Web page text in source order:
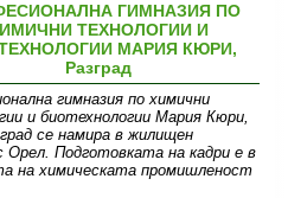
ГИМНАЗИЯ ПО
ТЕХНОЛОГИИ И
МАРИЯ КЮРИ,
Разград
гимназия по химични
и биотехнологии Мария Кюри,
се намира в жилищен
Орел. Подготовката на кадри е в
на химическата промишленост